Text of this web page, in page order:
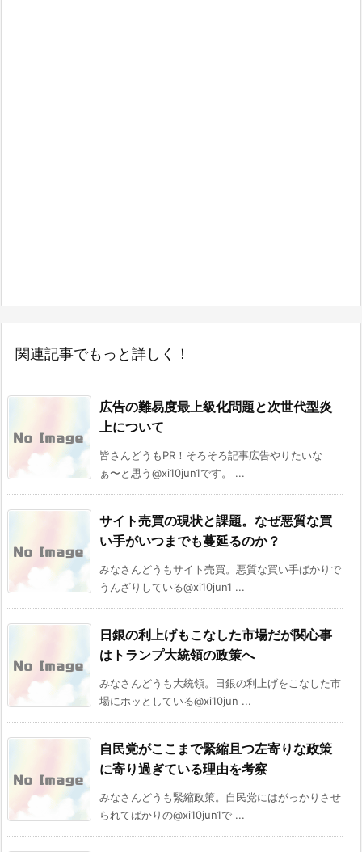
関連記事でもっと詳しく！
広告の難易度最上級化問題と次世代型炎
上について
皆さんどうもPR！そろそろ記事広告やりたいな
ぁ〜と思う@xi10jun1です。 ...
サイト売買の現状と課題。なぜ悪質な買
い手がいつまでも蔓延るのか？
みなさんどうもサイト売買。悪質な買い手ばかりで
うんざりしている@xi10jun1 ...
日銀の利上げもこなした市場だが関心事
はトランプ大統領の政策へ
みなさんどうも大統領。日銀の利上げをこなした市
場にホッとしている@xi10jun ...
自民党がここまで緊縮且つ左寄りな政策
に寄り過ぎている理由を考察
みなさんどうも緊縮政策。自民党にはがっかりさせ
られてばかりの@xi10jun1で ...